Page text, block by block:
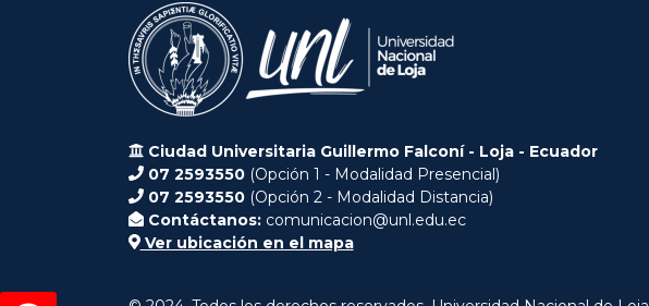
Ciudad Universitaria Guillermo Falconí - Loja - Ecuador
07 2593550 (Opción 1 - Modalidad Presencial)
07 2593550 (Opción 2 - Modalidad Distancia)
Contáctanos: comunicacion@unl.edu.ec
Ver ubicación en el mapa